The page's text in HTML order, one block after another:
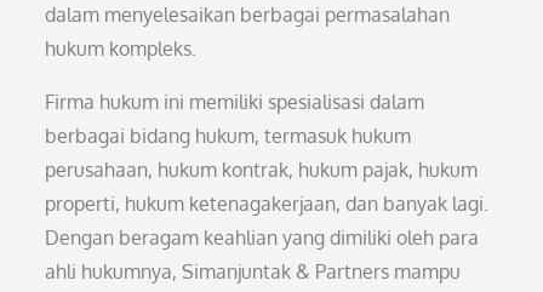
dalam menyelesaikan berbagai permasalahan
hukum kompleks.
Firma hukum ini memiliki spesialisasi dalam
berbagai bidang hukum, termasuk hukum
perusahaan, hukum kontrak, hukum pajak, hukum
properti, hukum ketenagakerjaan, dan banyak lagi.
Dengan beragam keahlian yang dimiliki oleh para
ahli hukumnya, Simanjuntak & Partners mampu